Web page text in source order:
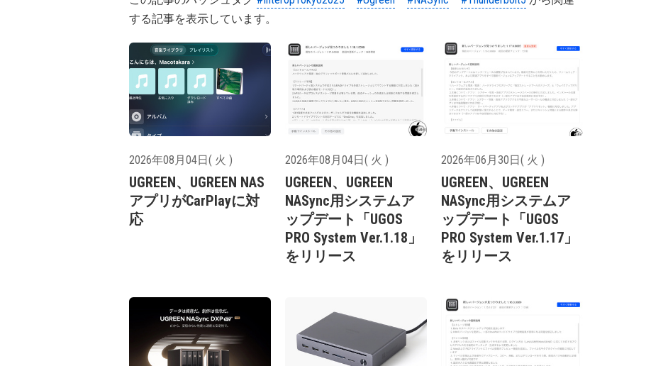
する記事を表示しています。
2026年08月04日( 火 )
UGREEN、UGREEN NAS
アプリがCarPlayに対
応
2026年08月04日( 火 )
UGREEN、UGREEN
NASync用システムア
ップデート「UGOS
PRO System Ver.1.18」
をリリース
2026年06月30日( 火 )
UGREEN、UGREEN
NASync用システムア
ップデート「UGOS
PRO System Ver.1.17」
をリリース